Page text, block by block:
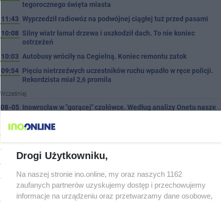
tegorocznego święta miasta
11:43 Wyprzedził radiowóz na podwójnej ciągłej tuż przed pasami
10:08 Silny wiatr łamał drzewa i uszkodził dach. To nie koniec
ostrzeżeń
10:03 Autobusy wróciły na Cegielną. Koniec remontu zatok
09:54 Pięciu nietrzeźwych uczestników ruchu wpadło w ręce policji.
Rekordzista miał 2,6 promila
Wcześniej
08-05 Inowrocław w "gorącej" czołówce. Według analizy Onetu nasze
08-05 Kombajn wpadł do rowu, są utrudnienia
08-05 W sobotę Kujawski Festiwal Pieśni Ludowej
08-05 Podczas burzy ucierpiał komin. Konieczna była interwencja
strażaków
08-05 Kto siedział za kierownicą Golfa? Kierowca zbiegł po kolizji
Drogi Użytkowniku,
Na naszej stronie ino.online, my oraz naszych 1162
zaufanych partnerów uzyskujemy dostęp i przechowujemy
informacje na urządzeniu oraz przetwarzamy dane osobowe,